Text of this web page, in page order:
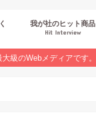
我が社のヒット商品
Hit Interview
級のWebメディアです。